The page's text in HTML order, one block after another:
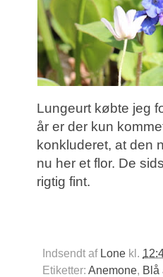
Lungeurt købte jeg
år er der kun
konkluderet, at den
nu her et flor. De
rigtig fint.
Indsendt af Lone kl.
Etiketter: Anemone, Blå